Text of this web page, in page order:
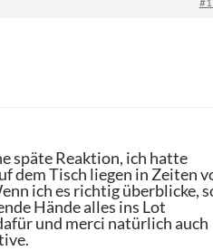
späte Reaktion, ich hatte
dem Tisch liegen in Zeiten
ich es richtig überblicke,
Hände alles ins Lot
und merci natürlich auch